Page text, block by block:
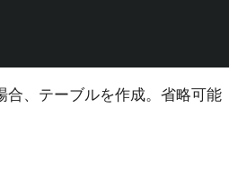
、テーブルを作成。省略可能